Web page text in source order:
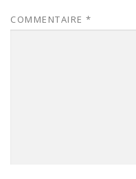
COMMENTAIRE *